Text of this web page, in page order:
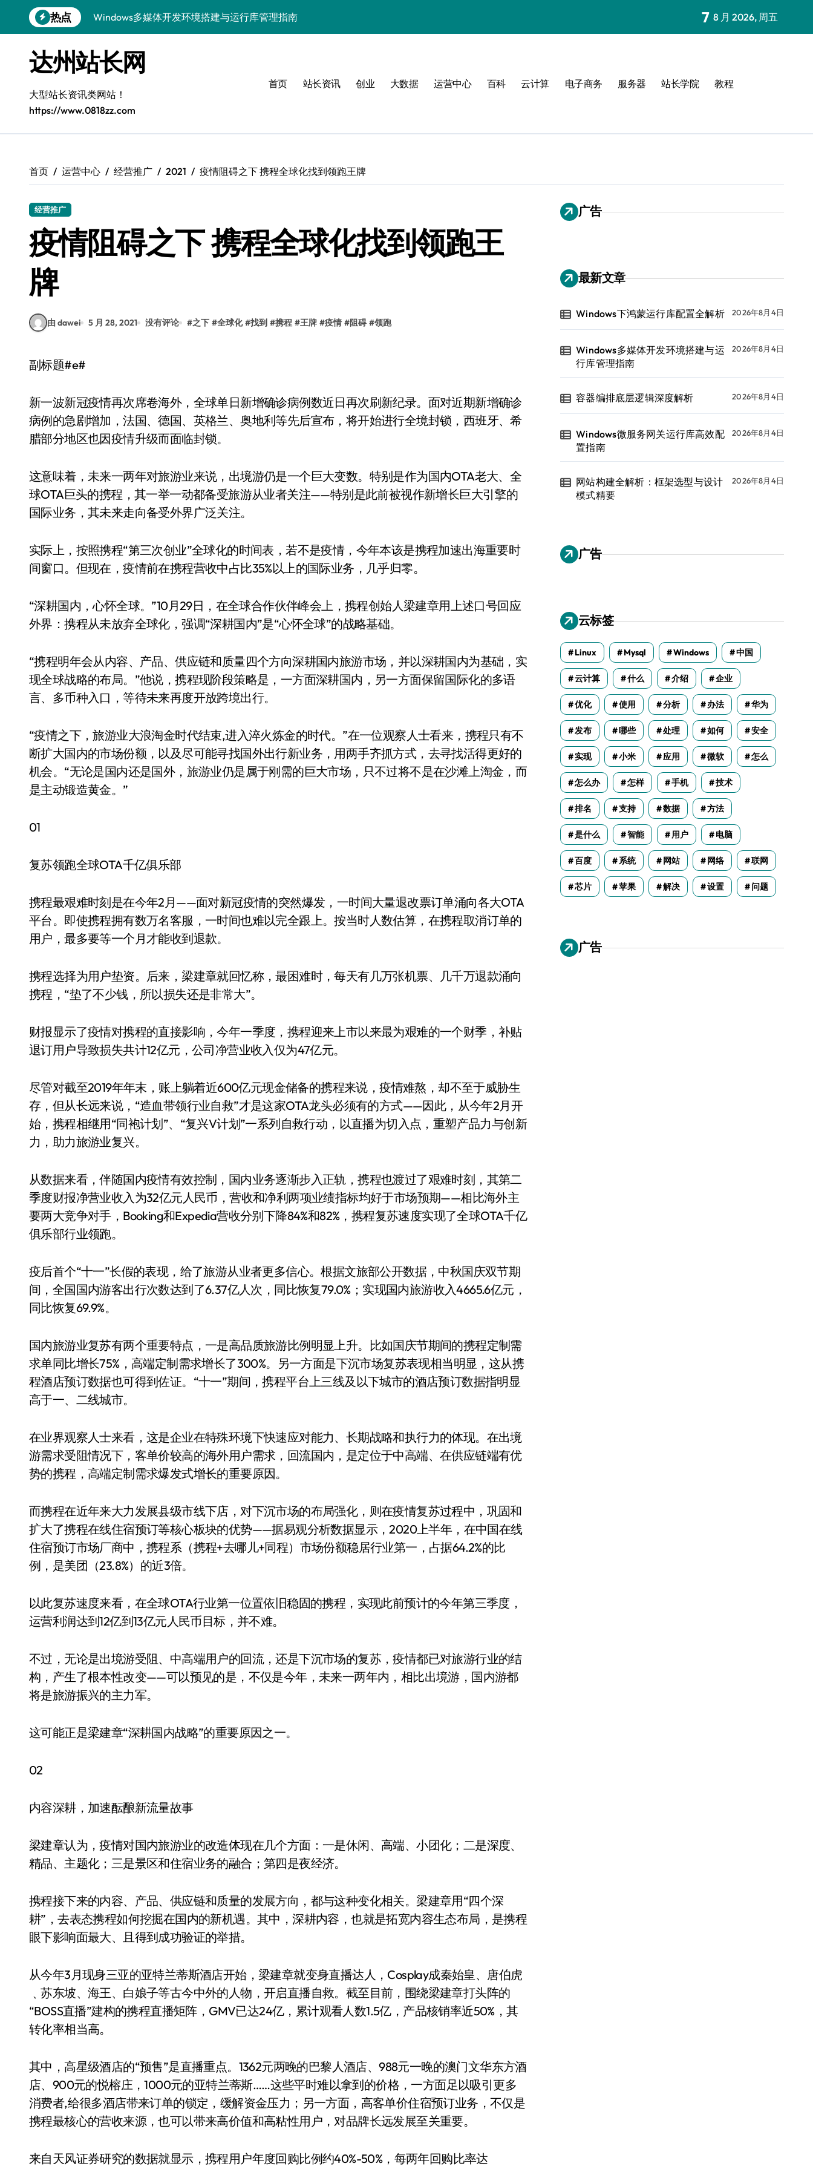
到
热点
Windows多媒体开发环境搭建与运行库管理指南
Windows微服务网关运行库高效配置指南
网站构建全解析：框架选型与设计模式精要
Windows下大数据运行库高效部署与管理
漏洞精准定位与快速修复实战指南
容器化部署与智能编排：系统架构升级新实践
Windows下鸿蒙运行库配置全解析
7 8 月 2026, 周五
达州站长网
大型站长资讯类网站！
https://www.0818zz.com
首页 站长资讯 创业 大数据 运营中心 百科 云计算 电子商务 服务器 站长学院 教程
首页 运营中心 经营推广 2021 疫情阻碍之下 携程全球化找到领跑王牌
经营推广
疫情阻碍之下 携程全球化找到领跑王
牌
由 dawei 5 月 28, 2021 没有评论 #之下 #全球化 #找到 #携程 #王牌 #疫情 #阻碍 #领跑
副标题#e#
新一波新冠疫情再次席卷海外，全球单日新增确诊病例数近日再次刷新纪录。面对近期新增确诊
病例的急剧增加，法国、德国、英格兰、奥地利等先后宣布，将开始进行全境封锁，西班牙、希
腊部分地区也因疫情升级而面临封锁。
这意味着，未来一两年对旅游业来说，出境游仍是一个巨大变数。特别是作为国内OTA老大、全
球OTA巨头的携程，其一举一动都备受旅游从业者关注——特别是此前被视作新增长巨大引擎的
国际业务，其未来走向备受外界广泛关注。
实际上，按照携程“第三次创业”全球化的时间表，若不是疫情，今年本该是携程加速出海重要时
间窗口。但现在，疫情前在携程营收中占比35%以上的国际业务，几乎归零。
“深耕国内，心怀全球。”10月29日，在全球合作伙伴峰会上，携程创始人梁建章用上述口号回应
外界：携程从未放弃全球化，强调“深耕国内”是“心怀全球”的战略基础。
“携程明年会从内容、产品、供应链和质量四个方向深耕国内旅游市场，并以深耕国内为基础，实
现全球战略的布局。”他说，携程现阶段策略是，一方面深耕国内，另一方面保留国际化的多语
言、多币种入口，等待未来再度开放跨境出行。
“疫情之下，旅游业大浪淘金时代结束,进入淬火炼金的时代。”在一位观察人士看来，携程只有不
断扩大国内的市场份额，以及尽可能寻找国外出行新业务，用两手齐抓方式，去寻找活得更好的
机会。“无论是国内还是国外，旅游业仍是属于刚需的巨大市场，只不过将不是在沙滩上淘金，而
是主动锻造黄金。”
01
复苏领跑全球OTA千亿俱乐部
携程最艰难时刻是在今年2月——面对新冠疫情的突然爆发，一时间大量退改票订单涌向各大OTA
平台。即使携程拥有数万名客服，一时间也难以完全跟上。按当时人数估算，在携程取消订单的
用户，最多要等一个月才能收到退款。
携程选择为用户垫资。后来，梁建章就回忆称，最困难时，每天有几万张机票、几千万退款涌向
携程，“垫了不少钱，所以损失还是非常大”。
财报显示了疫情对携程的直接影响，今年一季度，携程迎来上市以来最为艰难的一个财季，补贴
退订用户导致损失共计12亿元，公司净营业收入仅为47亿元。
尽管对截至2019年年末，账上躺着近600亿元现金储备的携程来说，疫情难熬，却不至于威胁生
存，但从长远来说，“造血带领行业自救”才是这家OTA龙头必须有的方式——因此，从今年2月开
始，携程相继用“同袍计划”、“复兴V计划”一系列自救行动，以直播为切入点，重塑产品力与创新
力，助力旅游业复兴。
从数据来看，伴随国内疫情有效控制，国内业务逐渐步入正轨，携程也渡过了艰难时刻，其第二
季度财报净营业收入为32亿元人民币，营收和净利两项业绩指标均好于市场预期——相比海外主
要两大竞争对手，Booking和Expedia营收分别下降84%和82%，携程复苏速度实现了全球OTA千亿
俱乐部行业领跑。
疫后首个“十一”长假的表现，给了旅游从业者更多信心。根据文旅部公开数据，中秋国庆双节期
间，全国国内游客出行次数达到了6.37亿人次，同比恢复79.0%；实现国内旅游收入4665.6亿元，
同比恢复69.9%。
国内旅游业复苏有两个重要特点，一是高品质旅游比例明显上升。比如国庆节期间的携程定制需
求单同比增长75%，高端定制需求增长了300%。另一方面是下沉市场复苏表现相当明显，这从携
程酒店预订数据也可得到佐证。“十一”期间，携程平台上三线及以下城市的酒店预订数据指明显
高于一、二线城市。
在业界观察人士来看，这是企业在特殊环境下快速应对能力、长期战略和执行力的体现。在出境
游需求受阻情况下，客单价较高的海外用户需求，回流国内，是定位于中高端、在供应链端有优
势的携程，高端定制需求爆发式增长的重要原因。
而携程在近年来大力发展县级市线下店，对下沉市场的布局强化，则在疫情复苏过程中，巩固和
扩大了携程在线住宿预订等核心板块的优势——据易观分析数据显示，2020上半年，在中国在线
住宿预订市场厂商中，携程系（携程+去哪儿+同程）市场份额稳居行业第一，占据64.2%的比
例，是美团（23.8%）的近3倍。
以此复苏速度来看，在全球OTA行业第一位置依旧稳固的携程，实现此前预计的今年第三季度，
运营利润达到12亿到13亿元人民币目标，并不难。
不过，无论是出境游受阻、中高端用户的回流，还是下沉市场的复苏，疫情都已对旅游行业的结
构，产生了根本性改变——可以预见的是，不仅是今年，未来一两年内，相比出境游，国内游都
将是旅游振兴的主力军。
这可能正是梁建章“深耕国内战略”的重要原因之一。
02
内容深耕，加速酝酿新流量故事
梁建章认为，疫情对国内旅游业的改造体现在几个方面：一是休闲、高端、小团化；二是深度、
精品、主题化；三是景区和住宿业务的融合；第四是夜经济。
携程接下来的内容、产品、供应链和质量的发展方向，都与这种变化相关。梁建章用“四个深
耕”，去表态携程如何挖掘在国内的新机遇。其中，深耕内容，也就是拓宽内容生态布局，是携程
眼下影响面最大、且得到成功验证的举措。
从今年3月现身三亚的亚特兰蒂斯酒店开始，梁建章就变身直播达人，Cosplay成秦始皇、唐伯虎
﹑苏东坡、海王、白娘子等古今中外的人物，开启直播自救。截至目前，围绕梁建章打头阵的
“BOSS直播”建构的携程直播矩阵，GMV已达24亿，累计观看人数1.5亿，产品核销率近50%，其
转化率相当高。
其中，高星级酒店的“预售”是直播重点。1362元两晚的巴黎人酒店、988元一晚的澳门文华东方酒
店、900元的悦榕庄，1000元的亚特兰蒂斯……这些平时难以拿到的价格，一方面足以吸引更多
消费者,给很多酒店带来订单的锁定，缓解资金压力；另一方面，高客单价住宿预订业务，不仅是
携程最核心的营收来源，也可以带来高价值和高粘性用户，对品牌长远发展至关重要。
来自天风证券研究的数据就显示，携程用户年度回购比例约40%-50%，每两年回购比率达
广告
最新文章
Windows下鸿蒙运行库配置全解析 2026年8月4日
Windows多媒体开发环境搭建与运
行库管理指南
2026年8月4日
容器编排底层逻辑深度解析 2026年8月4日
Windows微服务网关运行库高效配
置指南
2026年8月4日
网站构建全解析：框架选型与设计
模式精要
2026年8月4日
广告
云标签
Linux Mysql Windows 中国
云计算 什么 介绍 企业
优化 使用 分析 办法 华为
发布 哪些 处理 如何 安全
实现 小米 应用 微软 怎么
怎么办 怎样 手机 技术
排名 支持 数据 方法
是什么 智能 用户 电脑
百度 系统 网站 网络 联网
芯片 苹果 解决 设置 问题
广告